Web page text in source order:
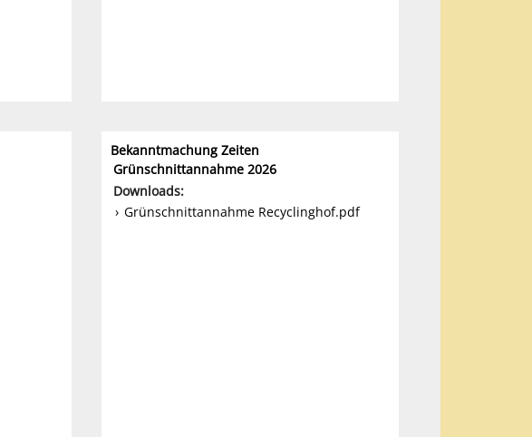
Bekanntmachung Zeiten
Grünschnittannahme 2026
Downloads:
Grünschnittannahme Recyclinghof.pdf